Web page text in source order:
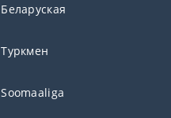
Беларуская
Туркмен
Soomaaliga